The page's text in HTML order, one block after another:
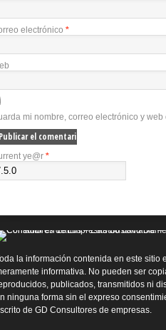
electrónico *
mi nombre, correo electrónico y
ye@r *
la información contenida en este sitio
informativa. No pueden ser
publicados, transmitidos ni
ninguna forma sin el expreso
de GD Consultores de empresas.